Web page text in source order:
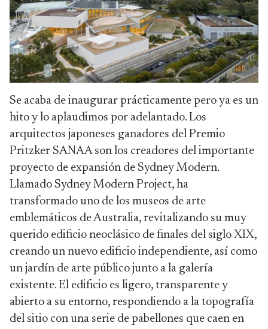
Se acaba de inaugurar prácticamente pero ya es un
hito y lo aplaudimos por adelantado. Los
arquitectos japoneses ganadores del Premio
Pritzker SANAA son los creadores del importante
proyecto de expansión de Sydney Modern.
Llamado Sydney Modern Project, ha
transformado uno de los museos de arte
emblemáticos de Australia, revitalizando su muy
querido edificio neoclásico de finales del siglo XIX,
creando un nuevo edificio independiente, así como
un jardín de arte público junto a la galería
existente. El edificio es ligero, transparente y
abierto a su entorno, respondiendo a la topografía
del sitio con una serie de pabellones que caen en